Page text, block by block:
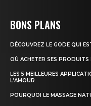
BONS PLANS
DÉCOUVREZ LE GODE QUI
OÙ ACHETER SES
LES 5 MEILLEURES
L’AMOUR
POURQUOI LE MASSAGE